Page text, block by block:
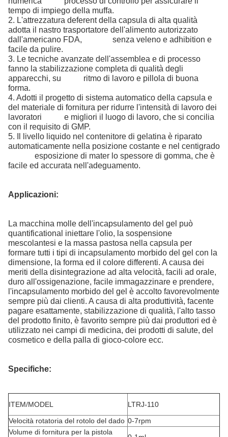
tempo di impiego della muffa.
2. L'attrezzatura deferent della capsula di alta qualità
adotta il nastro trasportatore dell'alimento autorizzato
dall'americano FDA, senza veleno e adhibition e
facile da pulire.
3. Le tecniche avanzate dell'assemblea e di processo
fanno la stabilizzazione completa di qualità degli
apparecchi, su ritmo di lavoro e pillola di buona
forma.
4. Adotti il progetto di sistema automatico della capsula e
del materiale di fornitura per ridurre l'intensità di lavoro dei
lavoratori e migliori il luogo di lavoro, che si concilia
con il requisito di GMP.
5. Il livello liquido nel contenitore di gelatina è riparato
automaticamente nella posizione costante e nel centigrado
esposizione di mater lo spessore di gomma, che è
facile ed accurata nell'adeguamento.
Applicazioni:
La macchina molle dell'incapsulamento del gel può
quantificational iniettare l'olio, la sospensione
mescolantesi e la massa pastosa nella capsula per
formare tutti i tipi di incapsulamento morbido del gel con la
dimensione, la forma ed il colore differenti. A causa dei
meriti della disintegrazione ad alta velocità, facili ad orale,
duro all'ossigenazione, facile immagazzinare e prendere,
l'incapsulamento morbido del gel è accolto favorevolmente
sempre più dai clienti. A causa di alta produttività, facente
pagare esattamente, stabilizzazione di qualità, l'alto tasso
del prodotto finito, è favorito sempre più dai produttori ed è
utilizzato nei campi di medicina, dei prodotti di salute, del
cosmetico e della palla di gioco-colore ecc.
Specifiche:
ITEM/MODEL
LTRJ-110
Velocità rotatoria del rotolo del dado 0-7rpm
Volume di fornitura per la pistola